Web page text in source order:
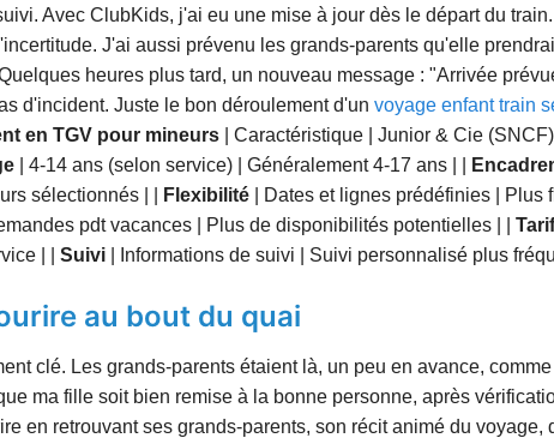
Avec ClubKids, j'ai eu une mise à jour dès le départ du
J'ai aussi prévenu les grands-parents qu'elle
heures plus tard, un nouveau message : "Arrivée
d'incident. Juste le bon déroulement d'un voyage enfant train
en TGV pour mineurs | Caractéristique | Junior & Cie
| 4-14 ans (selon service) | Généralement 4-17 ans | |
sélectionnés | |
Flexibilité | Dates et lignes prédéfinies | Plus
pdt vacances | Plus de disponibilités potentielles | |
| | Suivi | Informations de suivi | Suivi personnalisé plus
au bout du quai
clé. Les grands-parents étaient là, un peu en avance,
ma fille soit bien remise à la bonne personne, après
en retrouvant ses grands-parents, son récit animé du